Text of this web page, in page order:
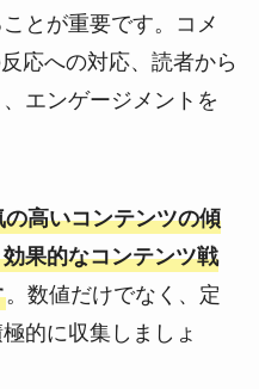
とが重要です。コメ
応への対応、読者から
エンゲージメントを
高いコンテンツの傾
果的なコンテンツ戦
。数値だけでなく、定
的に収集しましょ